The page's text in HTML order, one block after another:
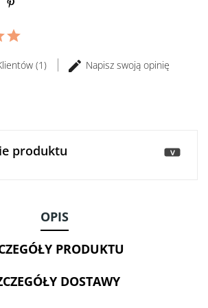
(1) Napisz swoją opinię
produktu >
OPIS
PRODUKTU
DOSTAWY